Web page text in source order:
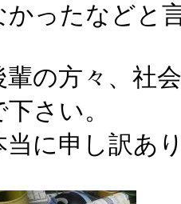
かったなどと
輩の方々、社
下さい。
当に申し訳あ